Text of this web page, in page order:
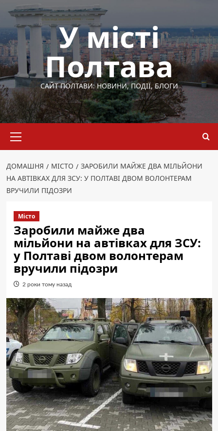
Перейти
вмісту
У місті
Полтава
САЙТ ПОЛТАВИ: НОВИНИ, ПОДІЇ, БЛОГИ
меню
ДОМАШНЯ МІСТО
ЗАРОБИЛИ МАЙЖЕ ДВА МІЛЬЙОНИ
НА АВТІВКАХ ДЛЯ ЗСУ: У ПОЛТАВІ ДВОМ ВОЛОНТЕРАМ
ВРУЧИЛИ ПІДОЗРИ
Місто
Заробили майже два
мільйони на автівках для ЗСУ:
у Полтаві двом волонтерам
вручили підозри
2 роки тому назад